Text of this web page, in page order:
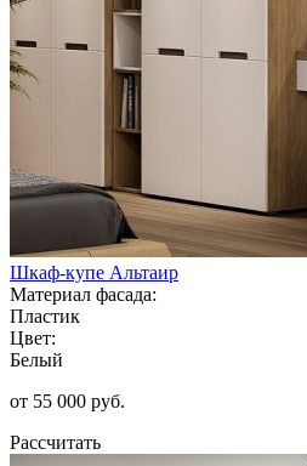
Шкаф-купе Альтаир
Материал фасада:
Пластик
Цвет:
Белый
от 55 000 руб.
Рассчитать